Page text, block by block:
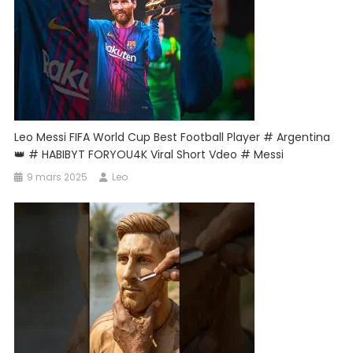
Leo Messi FIFA World Cup Best Football Player # Argentina
👑 # HABIBYT FORYOU4K Viral Short Vdeo # Messi
9 mars 2025 Leo